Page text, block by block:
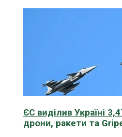
ЄС виділив Україні
дрони, ракети та